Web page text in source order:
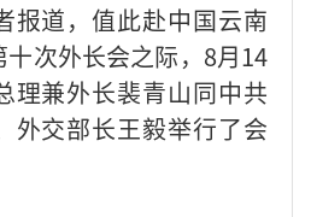
报道，值此赴中国云南
次外长会之际，8月14
理兼外长裴青山同中共
外交部长王毅举行了会